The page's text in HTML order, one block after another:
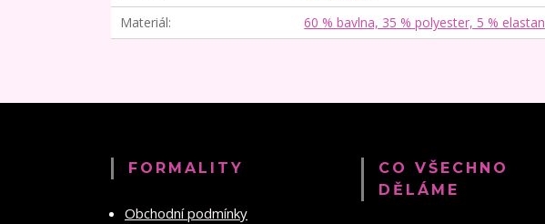
Materiál
60 % bavlna, 35 % polyester, 5 % elastan
FORMALITY
Obchodní podmínky
CO VŠECHNO
DĚLÁME